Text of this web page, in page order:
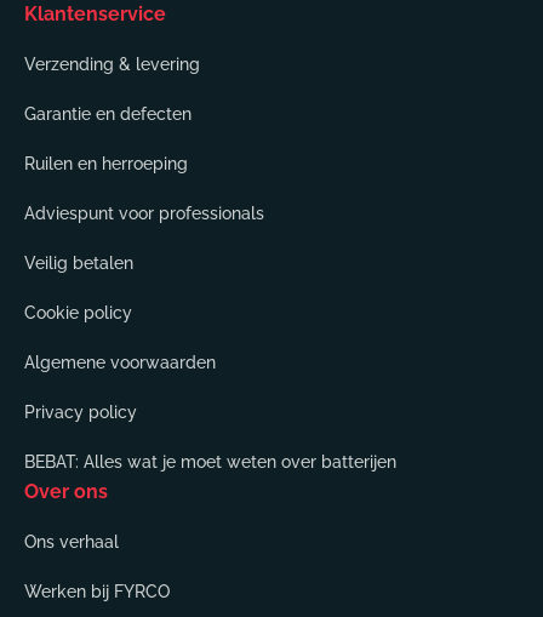
Klantenservice
Verzending & levering
Garantie en defecten
Ruilen en herroeping
Adviespunt voor professionals
Veilig betalen
Cookie policy
Algemene voorwaarden
Privacy policy
BEBAT: Alles wat je moet weten over batterijen
Over ons
Ons verhaal
Werken bij FYRCO